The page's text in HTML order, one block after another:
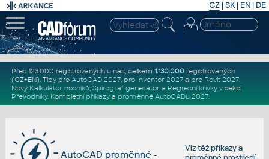
CZ | SK| EN | DE
Přes 123.000 registrovaných u nás, celkem 1.130.000registrovaných
(CZ+EN). Tipy pro AutoCAD 2027, pro Inventor 2027a pro Revit 2027.
Nový Kalkulátor nosníků, Spirograf generátor a Regresní křivkyv sekci
Převodníky. Kompletní příkazya proměnné AutoCADu 2027.
Viz téžpříkazya
AutoCAD proměnné -